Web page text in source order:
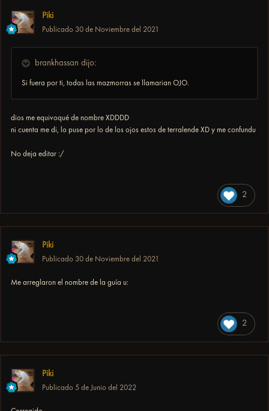
Piki
Publicado 30 de Noviembre del 2021
brankhassan dijo:
Si fuera por ti, todas las mazmorras se llamarian OJO.
dios me equivoqué de nombre XDDDD
ni cuenta me di, lo puse por lo de los ojos estos de terralende XD y me confundu
No deja editar :/
2
Piki
Publicado 30 de Noviembre del 2021
Me arreglaron el nombre de la guía u:
2
Piki
Publicado 5 de Junio del 2022